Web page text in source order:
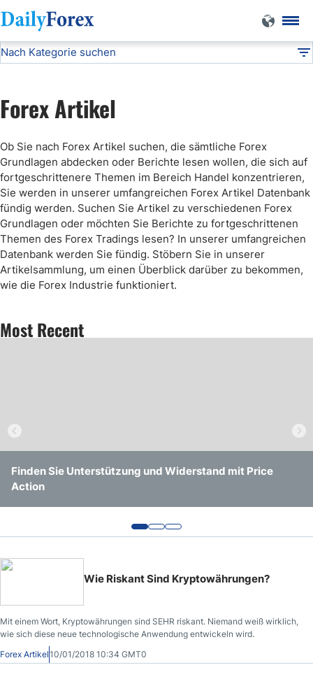
DF Forex Artikel
Nach Kategorie suchen
Forex Artikel
Ob Sie nach Forex Artikel suchen, die sämtliche Forex
Grundlagen abdecken oder Berichte lesen wollen, die sich auf
fortgeschrittenere Themen im Bereich Handel konzentrieren,
Sie werden in unserer umfangreichen Forex Artikel Datenbank
fündig werden. Suchen Sie Artikel zu verschiedenen Forex
Grundlagen oder möchten Sie Berichte zu fortgeschrittenen
Themen des Forex Tradings lesen? In unserer umfangreichen
Datenbank werden Sie fündig. Stöbern Sie in unserer
Artikelsammlung, um einen Überblick darüber zu bekommen,
wie die Forex Industrie funktioniert.
Most Recent
Finden Sie Unterstützung und Widerstand mit Price
Action
Wie Man Auch Ohne Forex News Handelt
Wie Oft Handeln professionelle Devisenhändler
Tatsächlich?
Wie Riskant Sind Kryptowährungen?
Mit einem Wort, Kryptowährungen sind SEHR riskant. Niemand weiß wirklich,
wie sich diese neue technologische Anwendung entwickeln wird.
Forex Artikel10/01/2018 10:34 GMT0